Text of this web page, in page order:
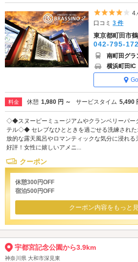
5
口コミ3 件
東京都町田市
042-795-
南町田グラ
横浜町田IC
料金 休憩 1,980 円 ～ サービスタイム 5,490
◇◆スヌーピーミュージアムやクランベリーパー
テル◇◆ セレブなひとときを過ごせる洗練された
放的な露天風呂やロマンティックな気分に浸れ
好評！女性に嬉しいアメニ...
クーポン
休憩300円OFF
宿泊500円OFF
クーポン内容をもっと
宇都宮記念公園から3.9km
神奈川県 大和市深見東